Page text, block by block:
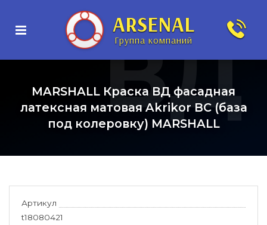
ARSENAL
Группа компаний
ВД
MARSHALL Краска ВД фасадная
латексная матовая Akrikor BC (база
под колеровку) MARSHALL
Артикул
t18080421